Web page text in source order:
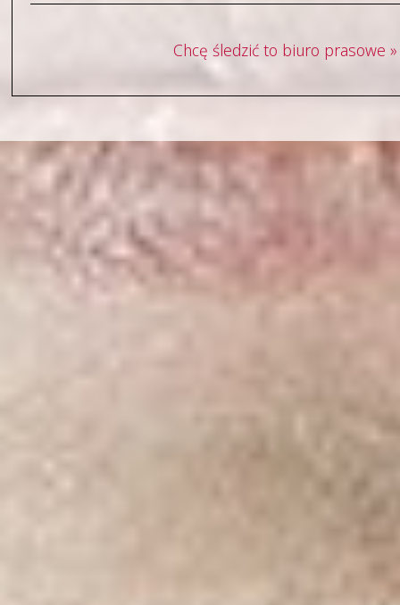
Chcę śledzić to biuro prasowe »